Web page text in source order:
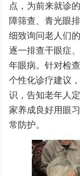
点，为前来就诊
障筛查、青光眼
细致询问老人们
逐一排查干眼症
年眼病。针对检
个性化诊疗建议
识，告知老年人
家养成良好用眼
常防护。